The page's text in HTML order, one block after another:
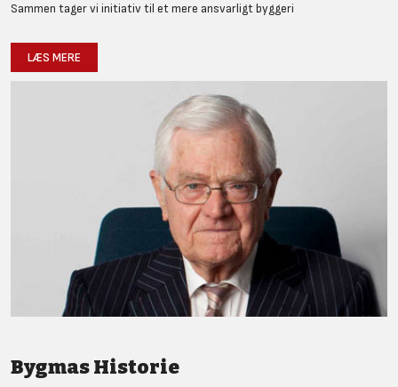
Sammen tager vi initiativ til et mere ansvarligt byggeri
LÆS MERE
Bygmas Historie